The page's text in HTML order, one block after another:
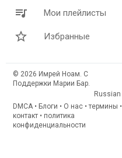
Мои плейлисты
Избранные
© 2026 Имрей Ноам. С
Поддержки Марии Бар.
Russian
DMCA • Блоги • О нас •термины •
контакт • политика
конфиденциальности